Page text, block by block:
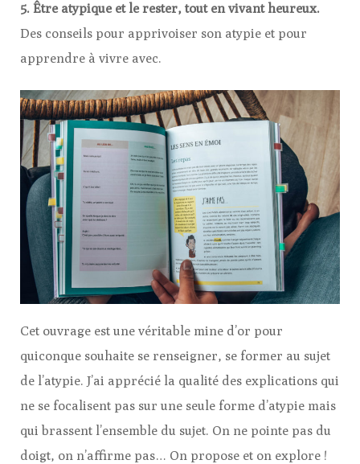
5. Être atypique et le rester, tout en vivant heureux.
Des conseils pour apprivoiser son atypie et pour
apprendre à vivre avec.
Cet ouvrage est une véritable mine d’or pour
quiconque souhaite se renseigner, se former au sujet
de l’atypie. J’ai apprécié la qualité des explications qui
ne se focalisent pas sur une seule forme d’atypie mais
qui brassent l’ensemble du sujet. On ne pointe pas du
doigt, on n’affirme pas… On propose et on explore !